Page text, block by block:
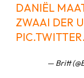
DANIËL
ZWAAI DER
— Britt